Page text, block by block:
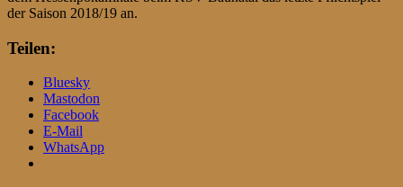
der Saison 2018/19 an.
Teilen:
Bluesky
Mastodon
Facebook
E-Mail
WhatsApp